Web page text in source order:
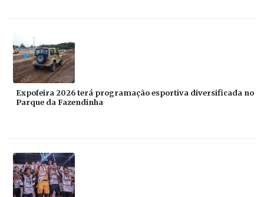
Expofeira 2026 terá programação esportiva diversificada no
Parque da Fazendinha